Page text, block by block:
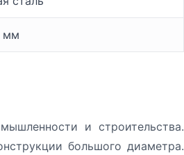
мм
и строительства.
большого диаметра.